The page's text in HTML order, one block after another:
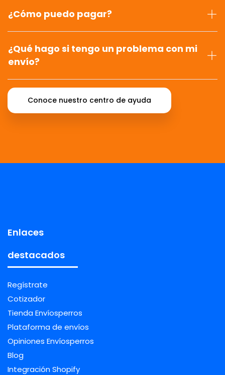
¿Cómo puedo pagar?
¿Qué hago si tengo un problema con mi
envío?
Conoce nuestro centro de ayuda
Enlaces
destacados
Regístrate
Cotizador
Tienda Envíosperros
Plataforma de envíos
Opiniones Envíosperros
Blog
Integración Shopify